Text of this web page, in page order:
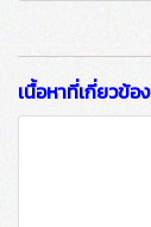
เนื้อหาที่เกี่ยวข้อง